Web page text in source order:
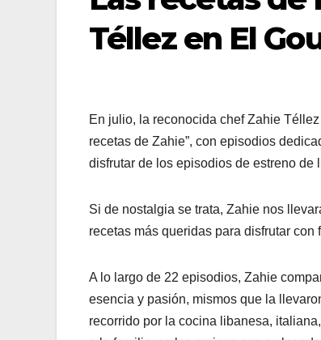
Téllez en El
En julio, la reconocida chef Zahie
recetas de Zahie”, con episodios
disfrutar de los episodios de estreno de
Si de nostalgia se trata, Zahie nos
recetas más queridas para disfrutar con
A lo largo de 22 episodios, Zahie
esencia y pasión, mismos que la
recorrido por la cocina libanesa,